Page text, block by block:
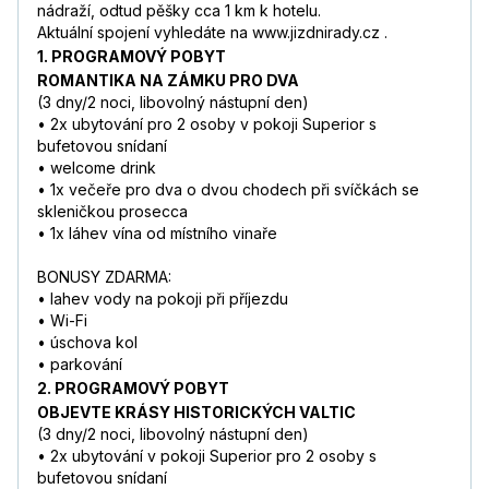
nádraží, odtud pěšky cca 1 km k hotelu.
Aktuální spojení vyhledáte na www.jizdnirady.cz .
1. PROGRAMOVÝ POBYT
ROMANTIKA NA ZÁMKU PRO DVA
(3 dny/2 noci, libovolný nástupní den)
• 2x ubytování pro 2 osoby v pokoji Superior s
bufetovou snídaní
• welcome drink
• 1x večeře pro dva o dvou chodech při svíčkách se
skleničkou prosecca
• 1x láhev vína od místního vinaře
BONUSY ZDARMA:
• lahev vody na pokoji při příjezdu
• Wi-Fi
• úschova kol
• parkování
2. PROGRAMOVÝ POBYT
OBJEVTE KRÁSY HISTORICKÝCH VALTIC
(3 dny/2 noci, libovolný nástupní den)
• 2x ubytování v pokoji Superior pro 2 osoby s
bufetovou snídaní